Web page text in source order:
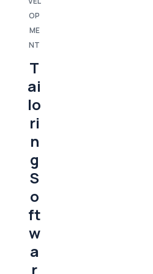
OP
ME
NT
T
ai
lo
ri
n
g
S
o
ft
w
a
r